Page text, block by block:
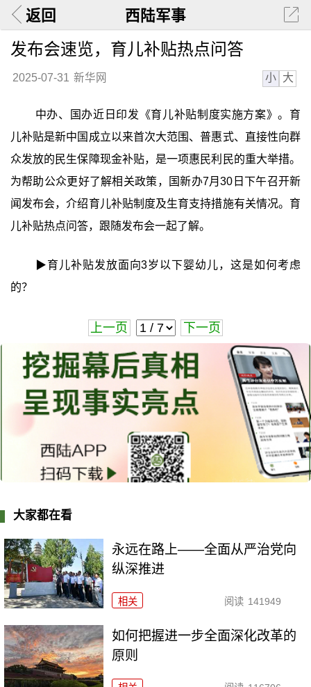
返回 西陆军事
发布会速览，育儿补贴热点问答
2025-07-31 新华网 小 大
中办、国办近日印发《育儿补贴制度实施方案》。育
儿补贴是新中国成立以来首次大范围、普惠式、直接性向群
众发放的民生保障现金补贴，是一项惠民利民的重大举措。
为帮助公众更好了解相关政策，国新办7月30日下午召开新
闻发布会，介绍育儿补贴制度及生育支持措施有关情况。育
儿补贴热点问答，跟随发布会一起了解。
▶育儿补贴发放面向3岁以下婴幼儿，这是如何考虑
的？
上一页 下一页
大家都在看
永远在路上——全面从严治党向
纵深推进
相关 阅读 141949
如何把握进一步全面深化改革的
原则